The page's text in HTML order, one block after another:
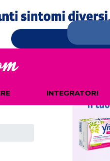
INTEGRATORI